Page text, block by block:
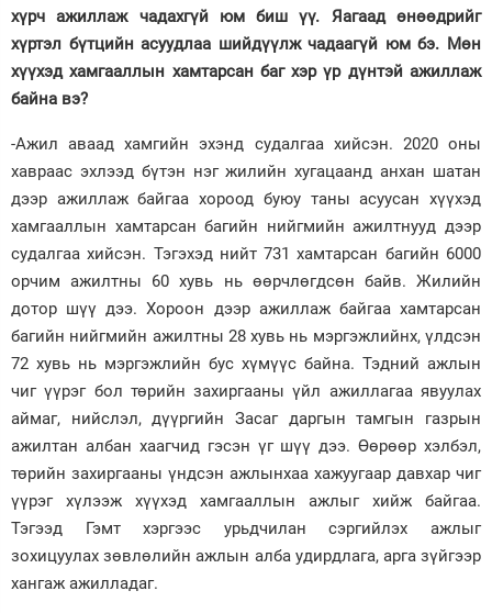
хүрч ажиллаж чадахгүй юм биш үү. Яагаад өнөөдрийг
хүртэл бүтцийн асуудлаа шийдүүлж чадаагүй юм бэ. Мөн
хүүхэд хамгааллын хамтарсан баг хэр үр дүнтэй ажиллаж
байна вэ?
-Ажил аваад хамгийн эхэнд судалгаа хийсэн. 2020 оны
хавраас эхлээд бүтэн нэг жилийн хугацаанд анхан шатан
дээр ажиллаж байгаа хороод буюу таны асуусан хүүхэд
хамгааллын хамтарсан багийн нийгмийн ажилтнууд дээр
судалгаа хийсэн. Тэгэхэд нийт 731 хамтарсан багийн 6000
орчим ажилтны 60 хувь нь өөрчлөгдсөн байв. Жилийн
дотор шүү дээ. Хороон дээр ажиллаж байгаа хамтарсан
багийн нийгмийн ажилтны 28 хувь нь мэргэжлийнх, үлдсэн
72 хувь нь мэргэжлийн бус хүмүүс байна. Тэдний ажлын
чиг үүрэг бол төрийн захиргааны үйл ажиллагаа явуулах
аймаг, нийслэл, дүүргийн Засаг даргын тамгын газрын
ажилтан албан хаагчид гэсэн үг шүү дээ. Өөрөөр хэлбэл,
төрийн захиргааны үндсэн ажлынхаа хажуугаар давхар чиг
үүрэг хүлээж хүүхэд хамгааллын ажлыг хийж байгаа.
Тэгээд Гэмт хэргээс урьдчилан сэргийлэх ажлыг
зохицуулах зөвлөлийн ажлын алба удирдлага, арга зүйгээр
хангаж ажилладаг.